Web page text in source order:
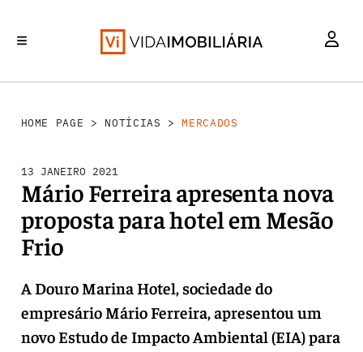
HOME PAGE > NOTÍCIAS >MERCADOS
13 JANEIRO 2021
Mário Ferreira apresenta nova
proposta para hotel em Mesão
Frio
A Douro Marina Hotel, sociedade do
empresário Mário Ferreira, apresentou um
novo Estudo de Impacto Ambiental (EIA) para